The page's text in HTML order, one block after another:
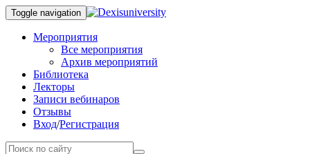
Toggle navigation
Мероприятия
Все мероприятия
Архив мероприятий
Библиотека
Лекторы
Записи вебинаров
Отзывы
Вход/Регистрация